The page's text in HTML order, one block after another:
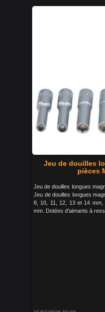
Jeu de douilles
pièces
Jeu de douilles longues
Jeu de douilles longues
8, 10, 11, 12, 13 et 14 mm,
mm. Dotées d'aimants à